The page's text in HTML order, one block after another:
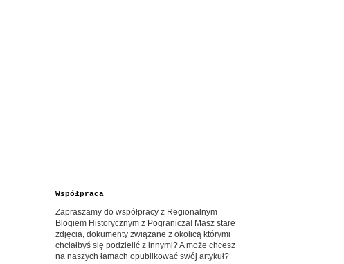
Współpraca
Zapraszamy do współpracy z Regionalnym
Blogiem Historycznym z Pogranicza! Masz stare
zdjęcia, dokumenty związane z okolicą którymi
chciałbyś się podzielić z innymi? A może chcesz
na naszych łamach opublikować swój artykuł?